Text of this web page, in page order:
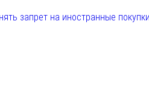
запрет на иностранные